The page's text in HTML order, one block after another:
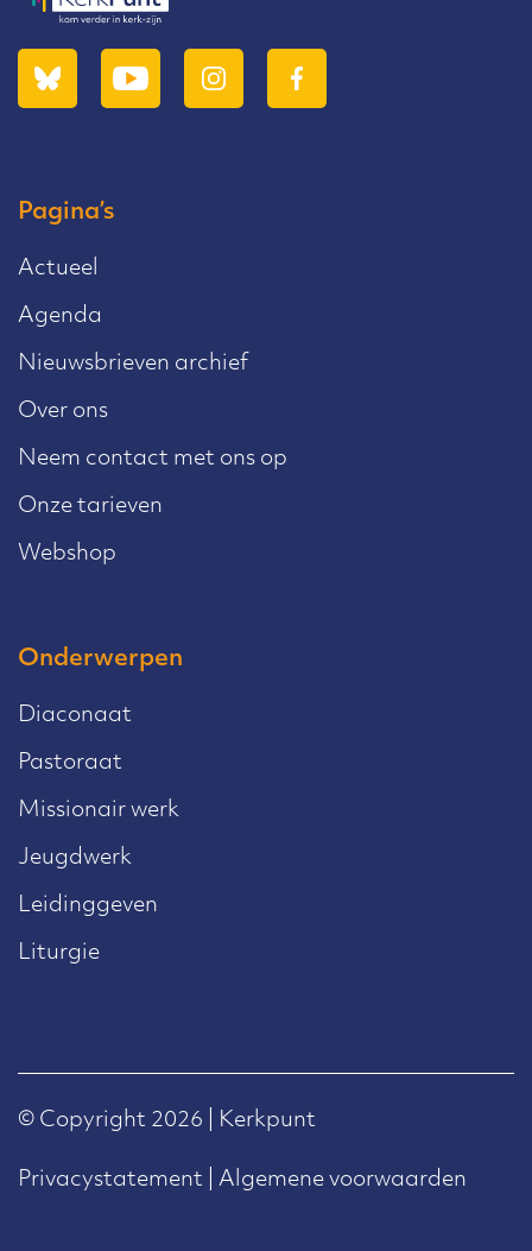
Pagina’s
Actueel
Agenda
Nieuwsbrieven archief
Over ons
Neem contact met ons op
Onze tarieven
Webshop
Onderwerpen
Diaconaat
Pastoraat
Missionair werk
Jeugdwerk
Leidinggeven
Liturgie
© Copyright 2026 | Kerkpunt
Privacystatement Algemene voorwaarden